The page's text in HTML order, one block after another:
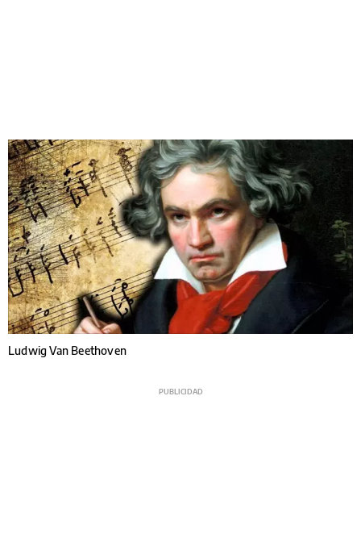
Ludwig Van Beethoven